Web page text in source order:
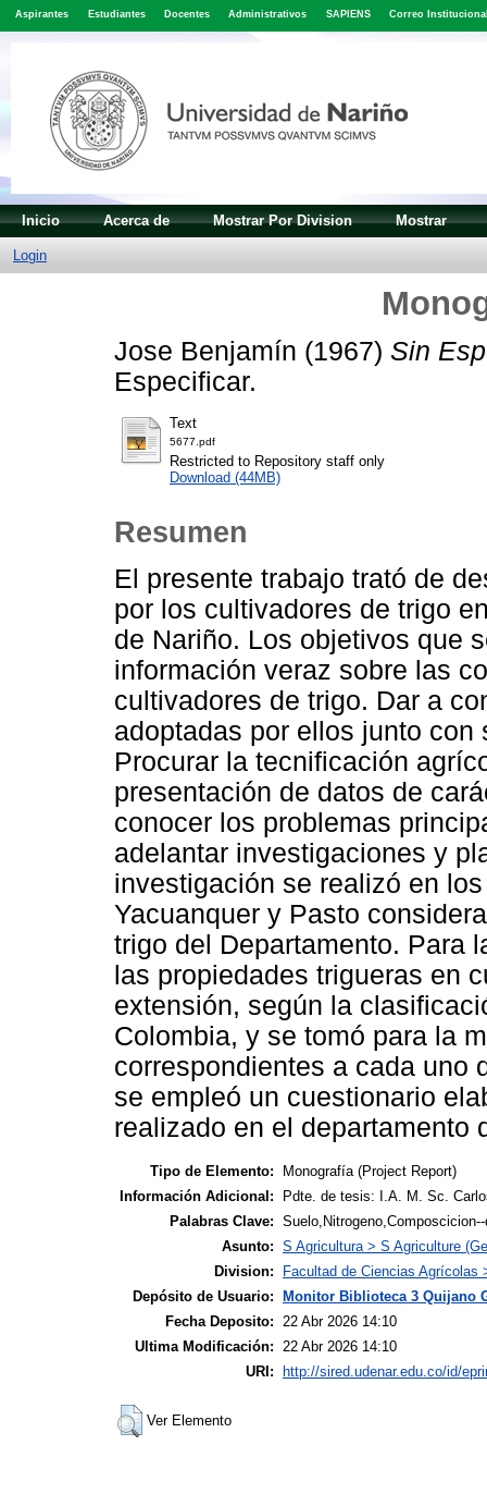
Aspirantes Estudiantes Docentes Administrativos SAPIENS Correo
Inicio Acerca de Mostrar Por Division Mostrar
Login
Jose Benjamín (1967) Sin
Especificar.
Text
5677.pdf
Restricted to Repository staff only
Download (44MB)
Resumen
El presente trabajo trató de
por los cultivadores de trigo
de Nariño. Los objetivos que
información veraz sobre las
cultivadores de trigo. Dar a
adoptadas por ellos junto
Procurar la tecnificación
presentación de datos de
conocer los problemas
adelantar investigaciones y
investigación se realizó en
Yacuanquer y Pasto
trigo del Departamento. Para
las propiedades trigueras en
extensión, según la
Colombia, y se tomó para la
correspondientes a cada uno
se empleó un cuestionario
realizado en el departamento
Tipo de Elemento:
Monografía (Project Report)
Información Adicional:
Pdte. de tesis: I.A. M. Sc.
Palabras Clave:
Asunto: S Agricultura > S Agriculture
Division:
Facultad de Ciencias Agrícolas
Depósito de Usuario: Monitor Biblioteca 3 Quijano
Fecha Deposito:
22 Abr 2026 14:10
Ultima Modificación:
22 Abr 2026 14:10
URI: http://sired.udenar.edu.co/id/
Ver Elemento